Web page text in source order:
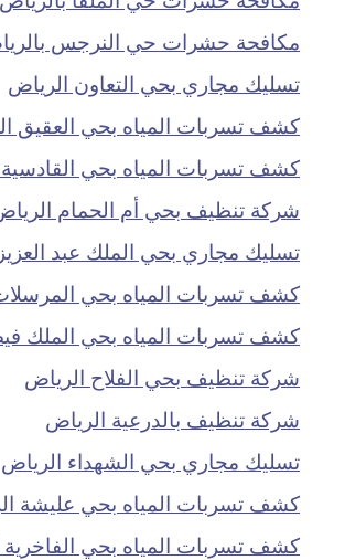
مكافحة حشرات حي النرجس
تسليك مجاري بحي التعاون الرياض
كشف تسربات المياه بحي العقيق
كشف تسربات المياه بحي
شركة تنظيف بحي أم الحمام
تسليك مجاري بحي الملك عبد
كشف تسربات المياه بحي
كشف تسربات المياه بحي الملك
شركة تنظيف بحي الفلاح الرياض
شركة تنظيف بالدرعية الرياض
تسليك مجاري بحي الشهداء الرياض
كشف تسربات المياه بحي عليشة
كشف تسربات المياه بحي الفاخرية